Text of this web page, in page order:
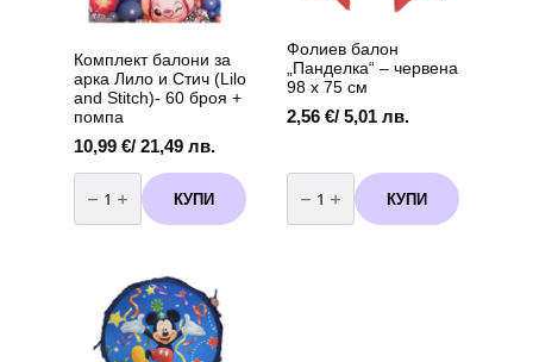
Комплект балони за
арка Лило и Стич (Lilo
and Stitch)- 60 броя +
помпа
10,99 €/ 21,49 лв.
количество
за
Комплект
балони
Стич
(Lilo
and
Stitch)-
КУПИ
Фолиев балон
„Панделка“ – червена
98 х 75 см
2,56 €/ 5,01 лв.
количество
за
Фолиев
балон
КУПИ